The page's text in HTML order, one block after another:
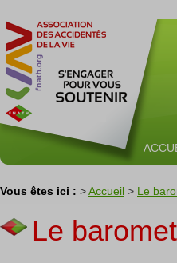
Vous êtes ici : >Accueil > Le
Le